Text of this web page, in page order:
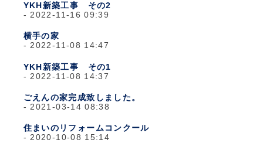
YKH新築工事 その2
2022-11-16 09:39
横手の家
2022-11-08 14:47
YKH新築工事 その1
2022-11-08 14:37
ごえんの家完成致しました。
2021-03-14 08:38
住まいのリフォームコンクール
2020-10-08 15:14